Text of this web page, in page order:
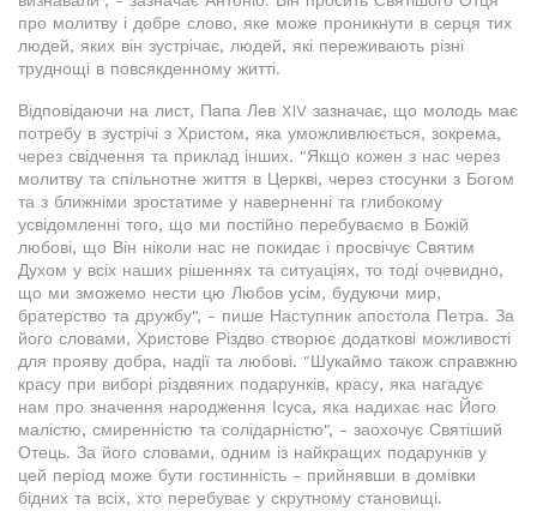
про молитву і добре слово, яке може проникнути в серця тих
людей, яких він зустрічає, людей, які переживають різні
труднощі в повсякденному житті.
Відповідаючи на лист, Папа Лев XIV зазначає, що молодь має
потребу в зустрічі з Христом, яка уможливлюється, зокрема,
через свідчення та приклад інших. "Якщо кожен з нас через
молитву та спільнотне життя в Церкві, через стосунки з Богом
та з ближніми зростатиме у наверненні та глибокому
усвідомленні того, що ми постійно перебуваємо в Божій
любові, що Він ніколи нас не покидає і просвічує Святим
Духом у всіх наших рішеннях та ситуаціях, то тоді очевидно,
що ми зможемо нести цю Любов усім, будуючи мир,
братерство та дружбу", - пише Наступник апостола Петра. За
його словами, Христове Різдво створює додаткові можливості
для прояву добра, надії та любові. "Шукаймо також справжню
красу при виборі різдвяних подарунків, красу, яка нагадує
нам про значення народження Ісуса, яка надихає нас Його
малістю, смиренністю та солідарністю", - заохочує Святіший
Отець. За його словами, одним із найкращих подарунків у
цей період може бути гостинність - прийнявши в домівки
бідних та всіх, хто перебуває у скрутному становищі.